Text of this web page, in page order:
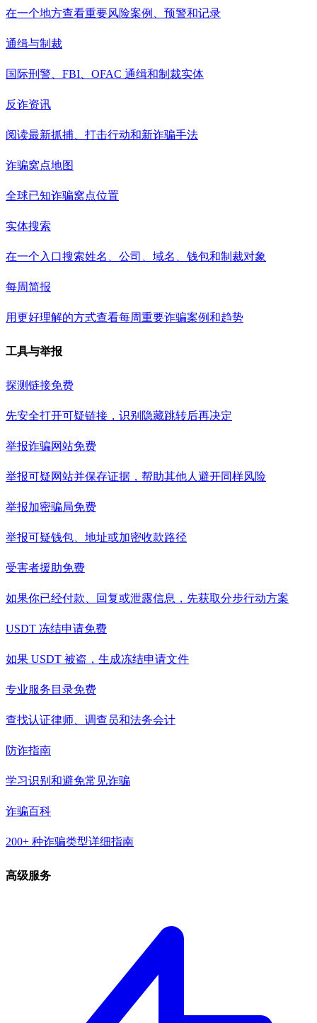
在一个地方查看重要风险案例、预警和记录
通缉与制裁
国际刑警、FBI、OFAC 通缉和制裁实体
反诈资讯
阅读最新抓捕、打击行动和新诈骗手法
诈骗窝点地图
全球已知诈骗窝点位置
实体搜索
在一个入口搜索姓名、公司、域名、钱包和制裁对象
每周简报
用更好理解的方式查看每周重要诈骗案例和趋势
工具与举报
探测链接免费
先安全打开可疑链接，识别隐藏跳转后再决定
举报诈骗网站免费
举报可疑网站并保存证据，帮助其他人避开同样风险
举报加密骗局免费
举报可疑钱包、地址或加密收款路径
受害者援助免费
如果你已经付款、回复或泄露信息，先获取分步行动方案
USDT 冻结申请免费
如果 USDT 被盗，生成冻结申请文件
专业服务目录免费
查找认证律师、调查员和法务会计
防诈指南
学习识别和避免常见诈骗
诈骗百科
200+ 种诈骗类型详细指南
高级服务